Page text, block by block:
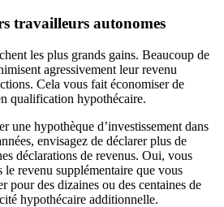
travailleurs autonomes
les plus grands gains. Beaucoup de
agressivement leur revenu
Cela vous fait économiser de
qualification hypothécaire.
une hypothèque d’investissement dans
envisagez de déclarer plus de
déclarations de revenus. Oui, vous
le revenu supplémentaire que vous
pour des dizaines ou des centaines de
hypothécaire additionnelle.